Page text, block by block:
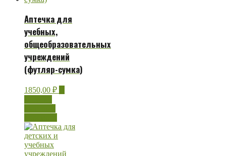
Аптечка для
учебных,
общеобразовательных
учреждений
(футляр-сумка)
1850,00 ₽